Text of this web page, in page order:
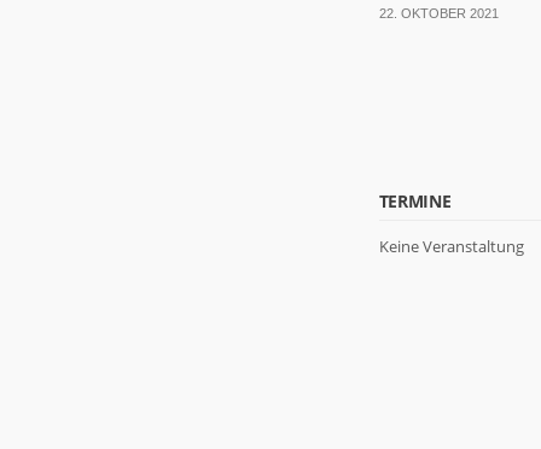
22. OKTOBER 2021
TERMINE
Keine Veranstaltung